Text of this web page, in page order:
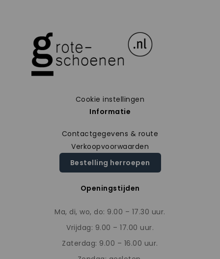
Cookie instellingen
Informatie
Contactgegevens & route
Verkoopvoorwaarden
Bestelling herroepen
Openingstijden
Ma, di, wo, do: 9.00 – 17.30 uur.
Vrijdag: 9.00 – 17.00 uur.
Zaterdag: 9.00 – 16.00 uur.